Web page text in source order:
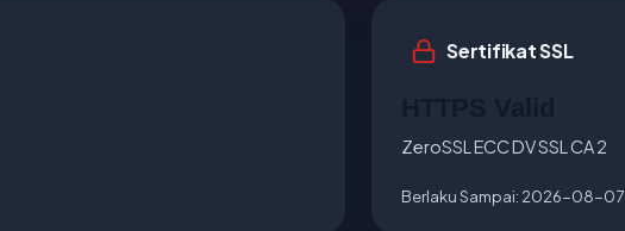
Sertifikat SSL
ZeroSSL ECC DV SSL CA 2
Berlaku Sampai: 2026-08-07